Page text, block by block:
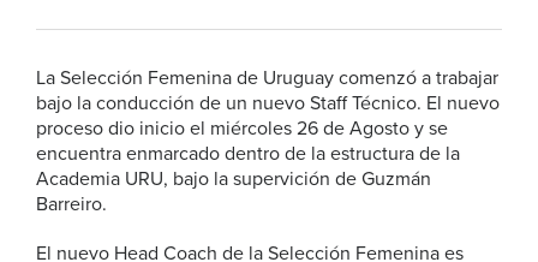
La Selección Femenina de Uruguay comenzó a trabajar
bajo la conducción de un nuevo Staff Técnico. El nuevo
proceso dio inicio el miércoles 26 de Agosto y se
encuentra enmarcado dentro de la estructura de la
Academia URU, bajo la supervición de Guzmán
Barreiro.
El nuevo Head Coach de la Selección Femenina es